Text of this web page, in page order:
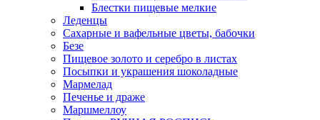
Блестки пищевые мелкие
Леденцы
Сахарные и вафельные цветы, бабочки
Безе
Пищевое золото и серебро в листах
Посыпки и украшения шоколадные
Мармелад
Печенье и драже
Маршмеллоу